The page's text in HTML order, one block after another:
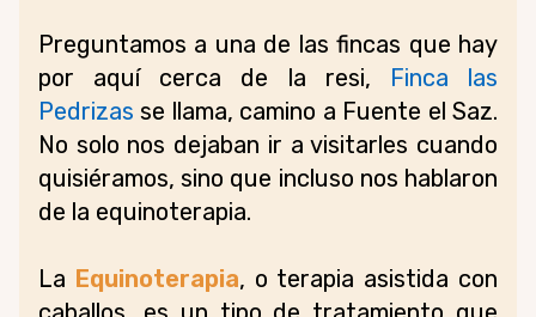
Preguntamos a una de las fincas que hay
por aquí cerca de la resi, Finca las
Pedrizas se llama, camino a Fuente el Saz.
No solo nos dejaban ir a visitarles cuando
quisiéramos, sino que incluso nos hablaron
de la equinoterapia.
La Equinoterapia, o terapia asistida con